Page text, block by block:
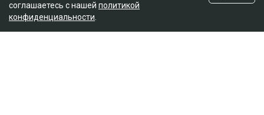
соглашаетесь с нашей политикой
конфиденциальности